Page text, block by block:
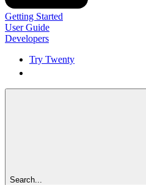
Getting Started
User Guide
Developers
Try Twenty
Search...